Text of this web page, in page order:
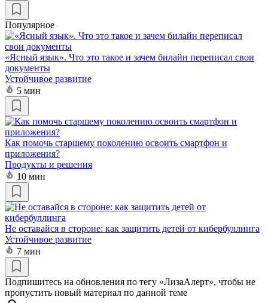
Популярное
«Ясный язык». Что это такое и зачем билайн переписал свои
документы
Устойчивое развитие
5 мин
Как помочь старшему поколению освоить смартфон и
приложения?
Продукты и решения
10 мин
Не оставайся в стороне: как защитить детей от кибербуллинга
Устойчивое развитие
7 мин
Подпишитесь на обновления по тегу «ЛизаАлерт», чтобы не
пропустить новый материал по данной теме